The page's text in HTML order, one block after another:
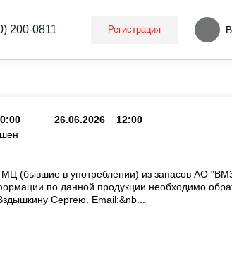
200-0811 Регистрация
26.06.2026
12:00
(бывшие в употреблении) из запасов АО
по данной продукции необходимо
Сергею. Email:&nb...